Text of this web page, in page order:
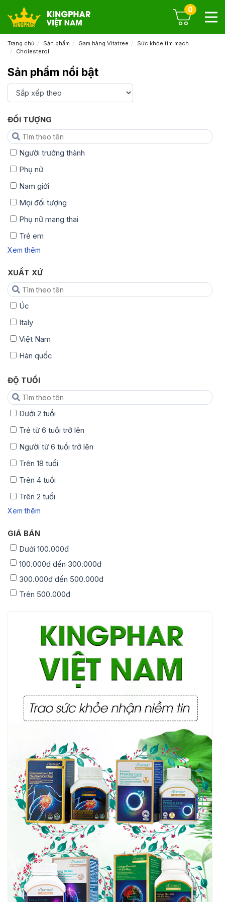
0
Trang chủ Sản phẩm Gam hàng Vitatree
Sức khỏe tim mạch
Cholesterol
ĐỐI TƯỢNG
Người trưởng thành
Phụ nữ
Nam giới
Mọi đối tượng
Phụ nữ mang thai
Trẻ em
Xem thêm
XUẤT XỨ
Úc
Italy
Việt Nam
Hàn quốc
ĐỘ TUỔI
Dưới 2 tuổi
Trẻ từ 6 tuổi trở lên
Người từ 6 tuổi trở lên
Trên 18 tuổi
Trên 4 tuổi
Trên 2 tuổi
Xem thêm
GIÁ BÁN
Dưới 100.000đ
100.000đ đến 300.000đ
300.000đ đến 500.000đ
Trên 500.000đ
Sản phẩm nổi bật